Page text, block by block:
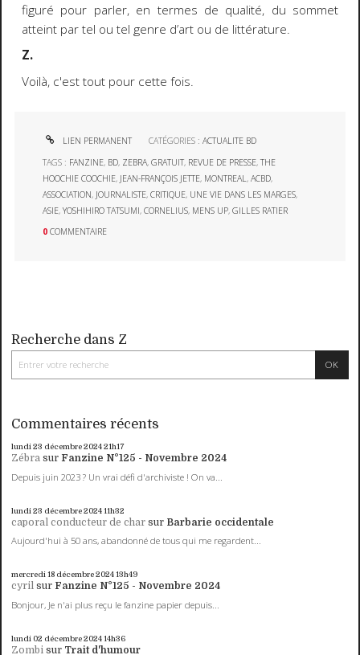
figuré pour parler, en termes de qualité, du sommet
atteint par tel ou tel genre d’art ou de littérature.
Z.
Voilà, c'est tout pour cette fois.
LIEN PERMANENT CATÉGORIES :ACTUALITE BD
TAGS : FANZINE, BD, ZEBRA,GRATUIT, REVUE DE PRESSE,THE
HOOCHIE COOCHIE, JEAN-FRANÇOIS JETTE, MONTREAL ,ACBD,
ASSOCIATION, JOURNALISTE,CRITIQUE, UNE VIE DANS LES MARGES,
ASIE,YOSHIHIRO TATSUMI,CORNELIUS, MENS UP,GILLES RATIER
0 COMMENTAIRE
Recherche dans Z
Commentaires récents
lundi 23 décembre 202421h17
Zébra sur Fanzine N°125 - Novembre 2024
Depuis juin 2023 ? Un vrai défi d'archiviste ! On va...
lundi 23 décembre 202411h32
caporal conducteur de char sur Barbarie occidentale
Aujourd'hui à 50 ans, abandonné de tous qui me regardent...
mercredi 18 décembre 202413h49
cyril sur Fanzine N°125 - Novembre 2024
Bonjour, Je n'ai plus reçu le fanzine papier depuis...
lundi 02 décembre 202414h36
Zombi sur Trait d'humour